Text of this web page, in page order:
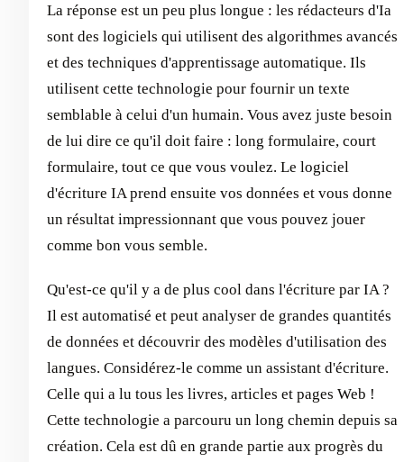
La réponse est un peu plus longue : les rédacteurs d'Ia
sont des logiciels qui utilisent des algorithmes avancés
et des techniques d'apprentissage automatique. Ils
utilisent cette technologie pour fournir un texte
semblable à celui d'un humain. Vous avez juste besoin
de lui dire ce qu'il doit faire : long formulaire, court
formulaire, tout ce que vous voulez. Le logiciel
d'écriture IA prend ensuite vos données et vous donne
un résultat impressionnant que vous pouvez jouer
comme bon vous semble.
Qu'est-ce qu'il y a de plus cool dans l'écriture par IA ?
Il est automatisé et peut analyser de grandes quantités
de données et découvrir des modèles d'utilisation des
langues. Considérez-le comme un assistant d'écriture.
Celle qui a lu tous les livres, articles et pages Web !
Cette technologie a parcouru un long chemin depuis sa
création. Cela est dû en grande partie aux progrès du